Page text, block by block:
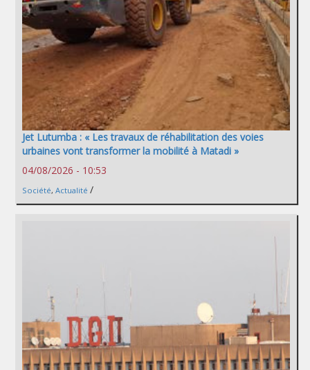
Jet Lutumba : « Les travaux de réhabilitation des voies
urbaines vont transformer la mobilité à Matadi »
04/08/2026 - 10:53
Société, Actualité /